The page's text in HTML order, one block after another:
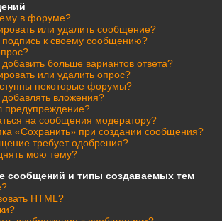
в форуме?
или удалить сообщение?
подпись к своему сообщению?
больше вариантов ответа?
или удалить опрос?
некоторые форумы?
вложения?
предупреждение?
на сообщения модератору?
«Сохранить» при создании сообщения?
требует одобрения?
мою тему?
сообщений и типы создаваемых тем
HTML?